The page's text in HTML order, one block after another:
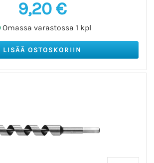
9,20 €
Omassa varastossa 1 kpl